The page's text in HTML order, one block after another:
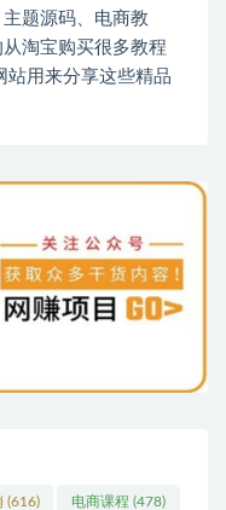
题源码、电商教
淘宝购买很多教程
站用来分享这些精品
(616) 电商课程 (478)